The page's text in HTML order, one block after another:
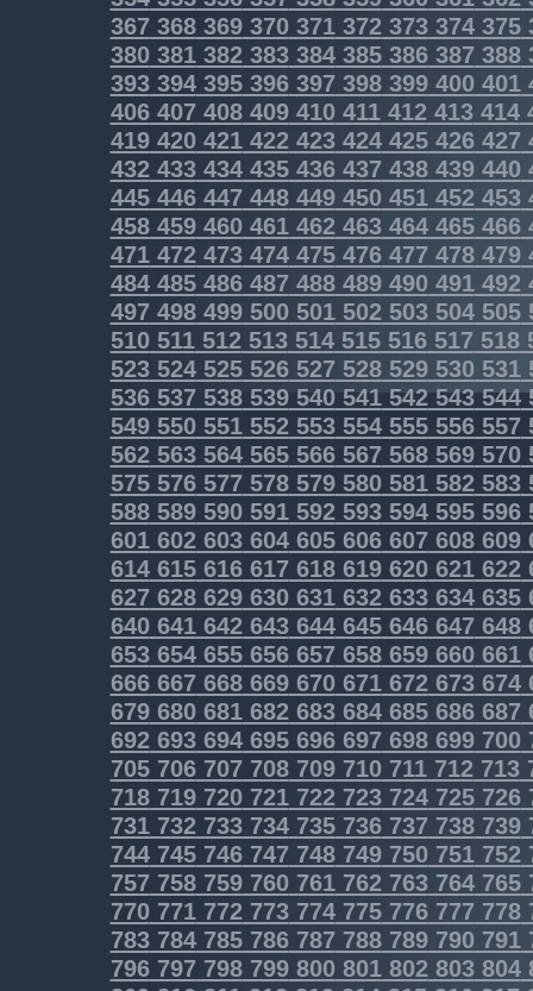
367368369370371372373374375
380381382383384385386387 388
393394395396397398399400401
406407408409410411412413414
419420421422423424425426427
432433434435436437438439440
445446447448449450451452453
458459460461462463464465466
471472473474475476477 478479
484485486487 488489490491492
497498499500501502503504505
510511512513514515516517 518
523524525526527 528529530 531
536537538539540541542543544
549550551552553554555556557
562563564565566567568569570
575576577578579580581582583
588589590591592593594595596
601602603604605606607608609
614615616617618619620621622
627628629630631632633634635
640641642643644645646647648
653654655656657658659660661
666667668669670671672673674
679680681682683684685686687
692693694695696697698699700
705706707708709710711712713
718719720721722723724725726
731732733734735736737 738739
744745746747748749750751752
757758759760761762763764765
770771772773774775776777 778
783784785786787788789790791
796797798799800801802803804